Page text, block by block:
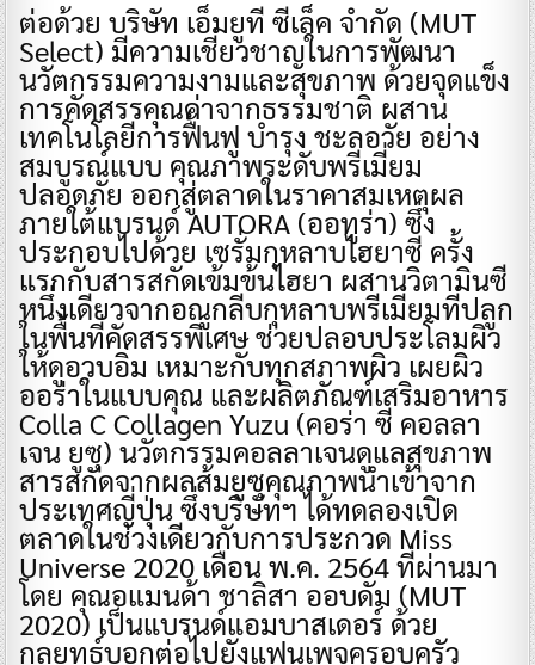
ต่อด้วย บริษัท เอ็มยูที ซีเล็ค จำกัด (MUT
Select) มีความเชี่ยวชาญในการพัฒนา
นวัตกรรมความงามและสุขภาพ ด้วยจุดแข็ง
การคัดสรรคุณค่าจากธรรมชาติ ผสาน
เทคโนโลยีการฟื้นฟู บำรุง ชะลอวัย อย่าง
สมบูรณ์แบบ คุณภาพระดับพรีเมี่ยม
ปลอดภัย ออกสู่ตลาดในราคาสมเหตุผล
ภายใต้แบรนด์ AUTORA (ออทูร่า) ซึ่ง
ประกอบไปด้วย เซรั่มกุหลาบไฮยาซี ครั้ง
แรกกับสารสกัดเข้มข้นไฮยา ผสานวิตามินซี
หนึ่งเดียวจากอณูกลีบกุหลาบพรีเมี่ยมที่ปลูก
ในพื้นที่คัดสรรพิเศษ ช่วยปลอบประโลมผิว
ให้ดูอวบอิ่ม เหมาะกับทุกสภาพผิว เผยผิว
ออร่าในแบบคุณ และผลิตภัณฑ์เสริมอาหาร
Colla C Collagen Yuzu (คอร่า ซี คอลลา
เจน ยูซุ) นวัตกรรมคอลลาเจนดูแลสุขภาพ
สารสกัดจากผลส้มยูซุคุณภาพนำเข้าจาก
ประเทศญี่ปุ่น ซึ่งบริษัทฯ ได้ทดลองเปิด
ตลาดในช่วงเดียวกับการประกวด Miss
Universe 2020 เดือน พ.ค. 2564 ที่ผ่านมา
โดย คุณอแมนด้า ชาลิสา ออบดัม (MUT
2020) เป็นแบรนด์แอมบาสเดอร์ ด้วย
กลยุทธ์บอกต่อไปยังแฟนเพจครอบครัว